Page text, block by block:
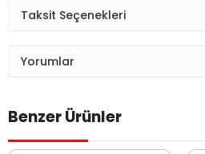
Taksit Seçenekleri
Yorumlar
Benzer Ürünler